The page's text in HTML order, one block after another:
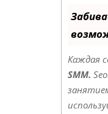
Каждая
SMM.